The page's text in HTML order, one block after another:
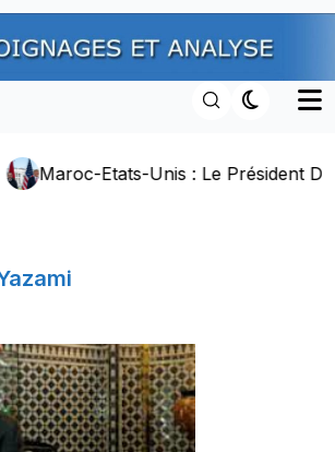
Maroc-Etats-Unis : Le Président